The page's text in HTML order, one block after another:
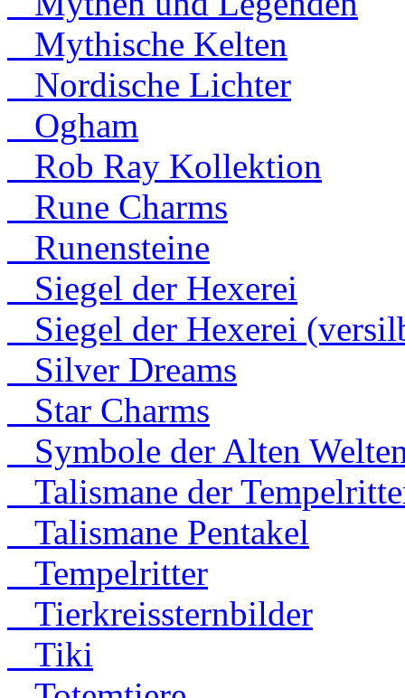
Mythische Kelten
Nordische Lichter
Ogham
Rob Ray Kollektion
Rune Charms
Runensteine
Siegel der Hexerei
Siegel der Hexerei
Silver Dreams
Star Charms
Symbole der Alten
Talismane der
Talismane Pentakel
Tempelritter
Tierkreissternbilder
Tiki